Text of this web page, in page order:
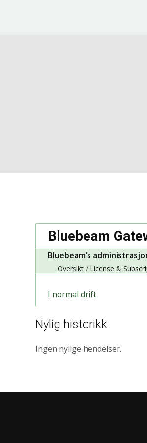
Bluebeam
Bluebeam’s
Oversikt License &
I normal drift
Nylig historikk
Ingen nylige hendelser.